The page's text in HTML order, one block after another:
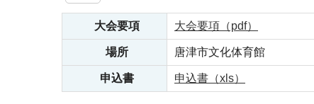
大会要項 大会要項（pdf）
場所 唐津市文化体育館
申込書 申込書（xls）